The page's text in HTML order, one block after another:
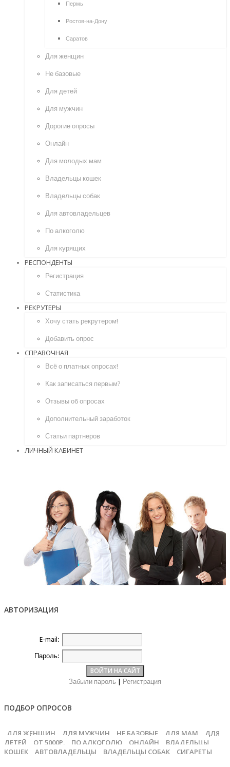
Пермь
Ростов-на-Дону
Саратов
Для женщин
Не базовые
Для детей
Для мужчин
Дорогие опросы
Онлайн
Для молодых мам
Владельцы кошек
Владельцы собак
Для автовладельцев
По алкоголю
Для курящих
РЕСПОНДЕНТЫ
Регистрация
Статистика
РЕКРУТЕРЫ
Хочу стать рекрутером!
Добавить опрос
СПРАВОЧНАЯ
Всё о платных опросах!
Как записаться первым?
Отзывы об опросах
Дополнительный заработок
Статьи партнеров
ЛИЧНЫЙ КАБИНЕТ
АВТОРИЗАЦИЯ
E-mail:
Пароль:
Забыли пароль Регистрация
ПОДБОР ОПРОСОВ
ДЛЯ ЖЕНЩИН ДЛЯ МУЖЧИН НЕ БАЗОВЫЕ ДЛЯ МАМ
ДЛЯ
ДЕТЕЙ
ОТ 5000Р. ПО АЛКОГОЛЮ ОНЛАЙН
ВЛАДЕЛЬЦЫ
КОШЕК
АВТОВЛАДЕЛЬЦЫ ВЛАДЕЛЬЦЫ СОБАК СИГАРЕТЫ